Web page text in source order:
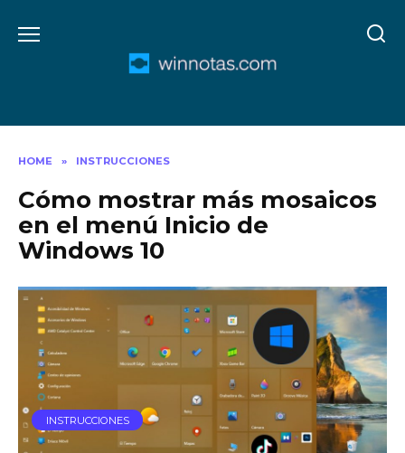
HOME » INSTRUCCIONES
Cómo mostrar más mosaicos
en el menú Inicio de
Windows 10
INSTRUCCIONES